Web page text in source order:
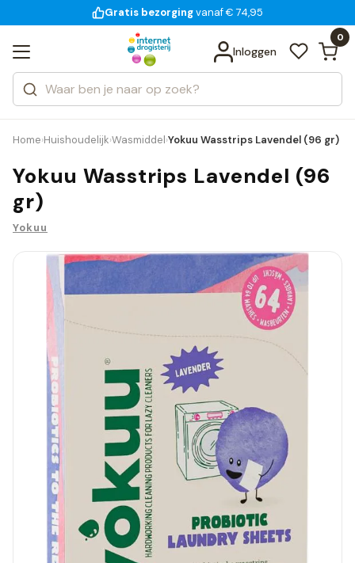
voor 18:00 uur besteld
Gratis bezorging
14 dagen bedenktijd
Inloggen
0
Zoeken
Categorieën
Merken
Bekijk alle resultaten
Home›Huishoudelijk›Wasmiddel›Yokuu Wasstrips Lavendel (96 gr)
Yokuu Wasstrips Lavendel (96
gr)
Yokuu